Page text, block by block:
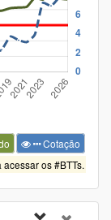
Cotação
os #BTTs.